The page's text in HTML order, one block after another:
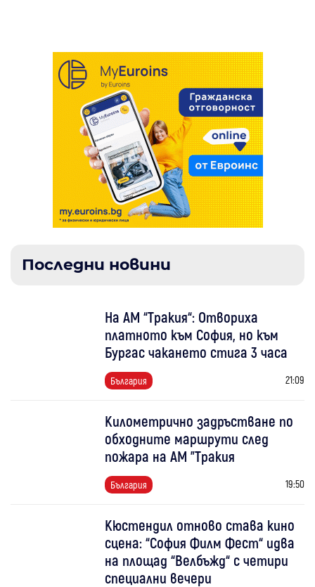
Последни новини
На АМ “Тракия“: Отвориха
платното към София, но към
Бургас чакането стига 3 часа
България 21:09
Километрично задръстване по
обходните маршрути след
пожара на АМ "Тракия
България 19:50
Кюстендил отново става кино
сцена: “София Филм Фест“ идва
на площад “Велбъжд“ с четири
специални вечери